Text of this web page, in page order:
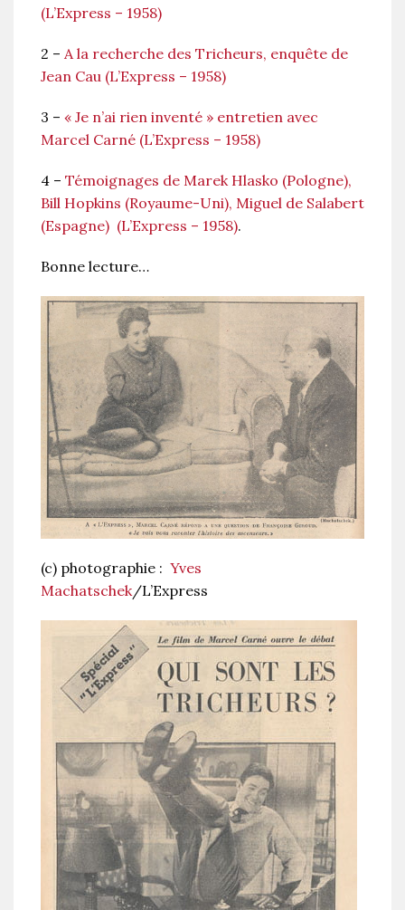
(L’Express – 1958)
2 – A la recherche des Tricheurs, enquête de
Jean Cau (L’Express – 1958)
3 – « Je n’ai rien inventé » entretien avec
Marcel Carné (L’Express – 1958)
4 – Témoignages de Marek Hlasko (Pologne),
Bill Hopkins (Royaume-Uni), Miguel de Salabert
(Espagne) (L’Express – 1958).
Bonne lecture…
(c) photographie : Yves
Machatschek/L’Express